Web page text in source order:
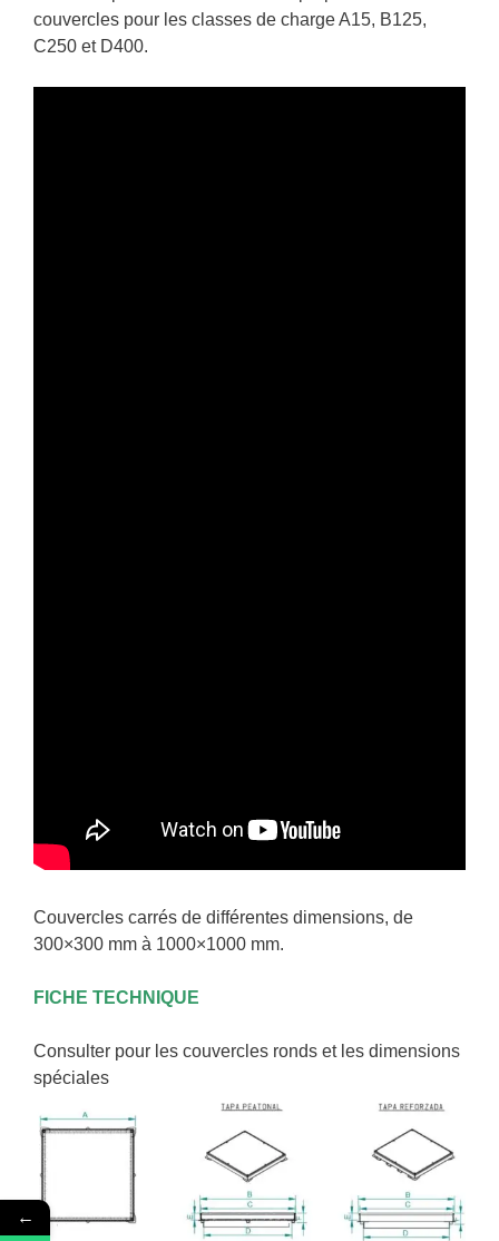
couvercles pour les classes de charge A15, B125,
C250 et D400.
Couvercles carrés de différentes dimensions, de
300×300 mm à 1000×1000 mm.
FICHE TECHNIQUE
Consulter pour les couvercles ronds et les dimensions
spéciales
←